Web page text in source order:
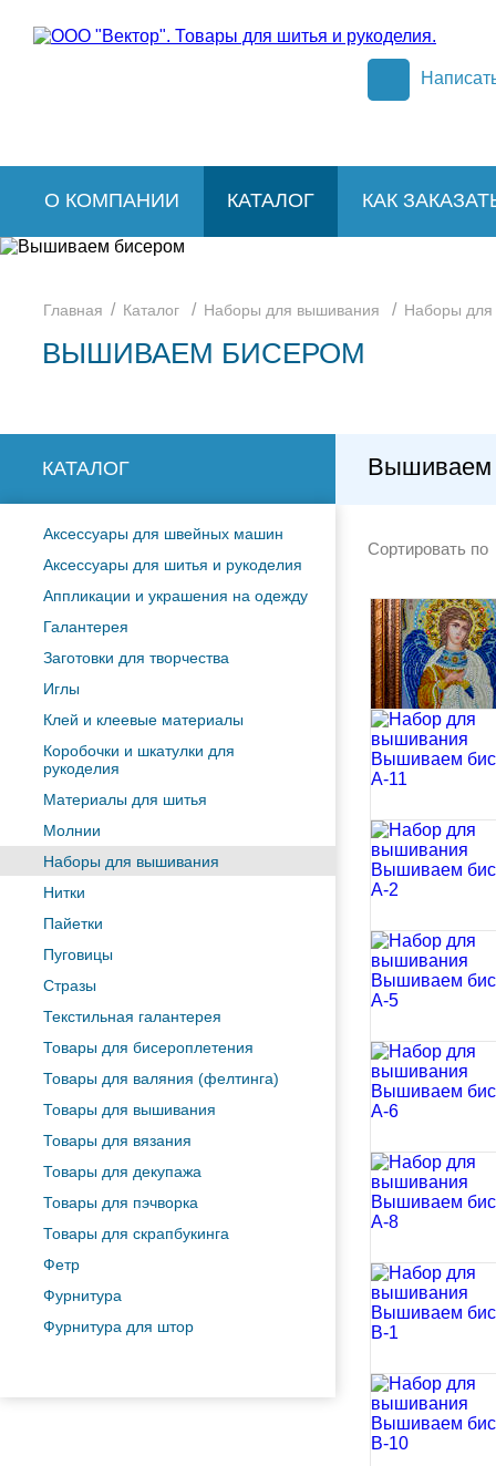
О КОМПАНИИ КАТАЛОГ КАК
Главная / Каталог / Наборы для вышивания / Наборы
ВЫШИВАЕМ БИСЕРОМ
КАТАЛОГ
Аксессуары для швейных машин
Аксессуары для шитья и рукоделия
Аппликации и украшения на одежду
Галантерея
Заготовки для творчества
Иглы
Клей и клеевые материалы
Коробочки и шкатулки для
рукоделия
Материалы для шитья
Молнии
Наборы для вышивания
Нитки
Пайетки
Пуговицы
Стразы
Текстильная галантерея
Товары для бисероплетения
Товары для валяния (фелтинга)
Товары для вышивания
Товары для вязания
Товары для декупажа
Товары для пэчворка
Товары для скрапбукинга
Фетр
Фурнитура
Фурнитура для штор
Вышиваем
Сортировать по